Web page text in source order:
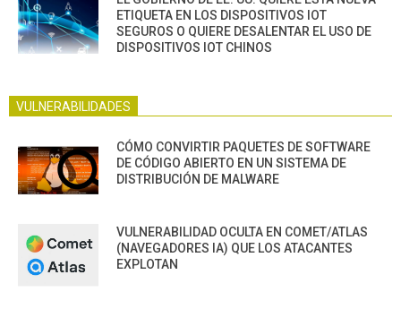
ETIQUETA EN LOS DISPOSITIVOS IOT
SEGUROS O QUIERE DESALENTAR EL USO DE
DISPOSITIVOS IOT CHINOS
VULNERABILIDADES
CÓMO CONVIRTIR PAQUETES DE SOFTWARE
DE CÓDIGO ABIERTO EN UN SISTEMA DE
DISTRIBUCIÓN DE MALWARE
VULNERABILIDAD OCULTA EN COMET/ATLAS
(NAVEGADORES IA) QUE LOS ATACANTES
EXPLOTAN